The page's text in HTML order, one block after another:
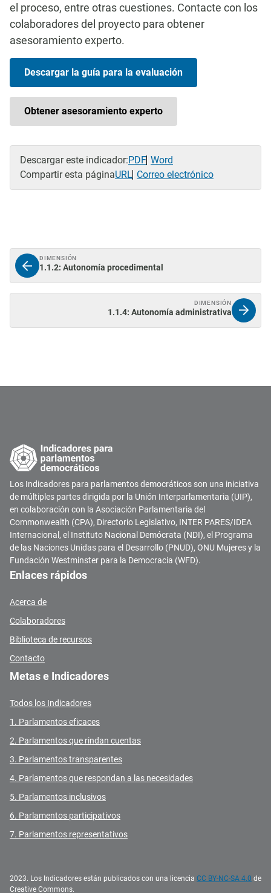
el proceso, entre otras cuestiones. Contacte con los
colaboradores del proyecto para obtener
asesoramiento experto.
Descargar la guía para la evaluación
Obtener asesoramiento experto
Descargar este indicador:PDF Word
Compartir esta páginaURL Correo electrónico
DIMENSIÓN
1.1.2: Autonomía procedimental
DIMENSIÓN
1.1.4: Autonomía administrativa
Los Indicadores para parlamentos democráticos son una iniciativa
de múltiples partes dirigida por la Unión Interparlamentaria (UIP),
en colaboración con la Asociación Parlamentaria del
Commonwealth (CPA), Directorio Legislativo, INTER PARES/IDEA
Internacional, el Instituto Nacional Demócrata (NDI), el Programa
de las Naciones Unidas para el Desarrollo (PNUD), ONU Mujeres y la
Fundación Westminster para la Democracia (WFD).
Enlaces rápidos
Acerca de
Colaboradores
Biblioteca de recursos
Contacto
Metas e Indicadores
Todos los Indicadores
1. Parlamentos eficaces
2. Parlamentos que rindan cuentas
3. Parlamentos transparentes
4. Parlamentos que respondan a las necesidades
5. Parlamentos inclusivos
6. Parlamentos participativos
7. Parlamentos representativos
2023. Los Indicadores están publicados con una licencia CC BY-NC-SA 4.0 de
Creative Commons.